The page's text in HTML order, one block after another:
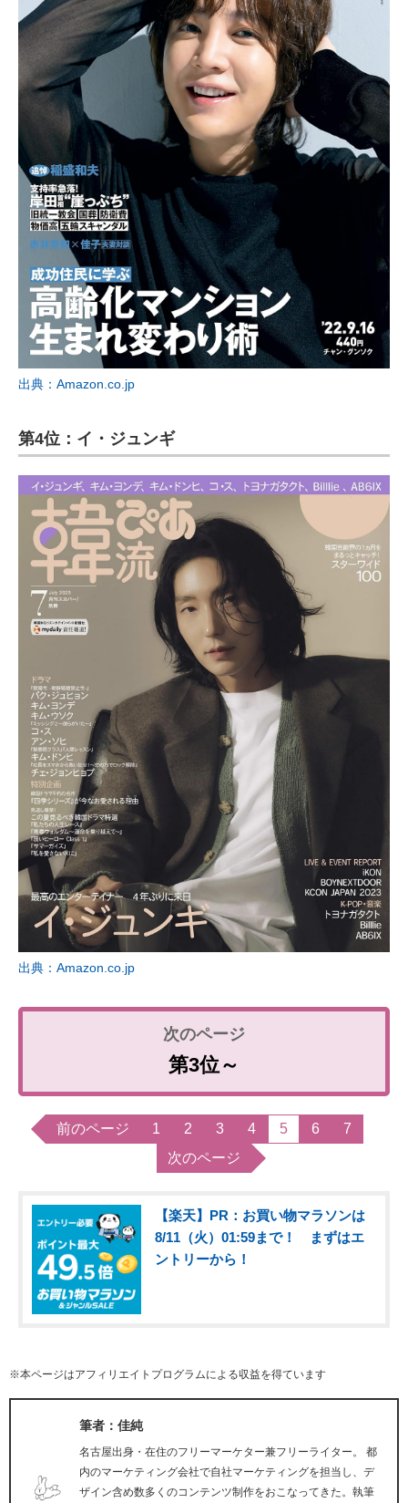
出典：Amazon.co.jp
第4位：イ・ジュンギ
出典：Amazon.co.jp
第3位～
前のページ 1 2 3 4 5 6
7
次のページ
【楽天】PR：お買い物マラソンは
8/11（火）01:59まで！ まずはエ
ントリーから！
※本ページはアフィリエイトプログラムによる収益を得ています
筆者：佳純
名古屋出身・在住のフリーマーケター兼フリーライター。 都
内のマーケティング会社で自社マーケティングを担当し、デ
ザイン含め数多くのコンテンツ制作をおこなってきた。執筆